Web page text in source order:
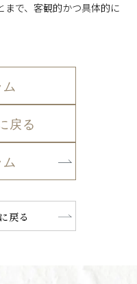
まで、客観的かつ具体的に
戻る
戻る